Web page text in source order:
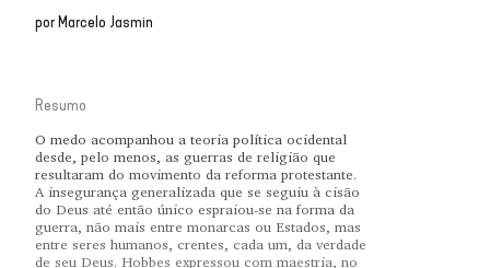
porMarcelo Jasmin
Resumo
O medo acompanhou a teoria política ocidental
desde, pelo menos, as guerras de religião que
resultaram do movimento da reforma protestante.
A insegurança generalizada que se seguiu à cisão
do Deus até então único espraiou-se na forma da
guerra, não mais entre monarcas ou Estados, mas
entre seres humanos, crentes, cada um, da verdade
de seu Deus. Hobbes expressou com maestria, no